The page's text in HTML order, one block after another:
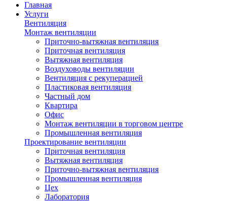
Главная
Услуги
Вентиляция
Монтаж вентиляции
Приточно-вытяжная вентиляция
Приточная вентиляция
Вытяжная вентиляция
Воздуховоды вентиляции
Вентиляция с рекуперацией
Пластиковая вентиляция
Частный дом
Квартира
Офис
Монтаж вентиляции в торговом центре
Промышленная вентиляция
Проектирование вентиляции
Приточная вентиляция
Вытяжная вентиляция
Приточно-вытяжная вентиляция
Промышленная вентиляция
Цех
Лаборатория